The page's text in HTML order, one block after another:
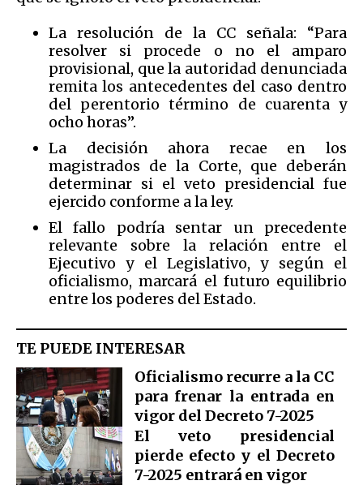
La resolución de la CC señala: “Para
resolver si procede o no el amparo
provisional, que la autoridad denunciada
remita los antecedentes del caso dentro
del perentorio término de cuarenta y
ocho horas”.
La decisión ahora recae en los
magistrados de la Corte, que deberán
determinar si el veto presidencial fue
ejercido conforme a la ley.
El fallo podría sentar un precedente
relevante sobre la relación entre el
Ejecutivo y el Legislativo, y según el
oficialismo, marcará el futuro equilibrio
entre los poderes del Estado.
TE PUEDE INTERESAR
Oficialismo recurre a la CC
para frenar la entrada en
vigor del Decreto 7-2025
El veto presidencial
pierde efecto y el Decreto
7-2025 entrará en vigor